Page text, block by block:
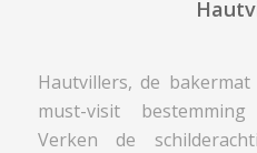
Hautvillers, de
must-visit
Verken de